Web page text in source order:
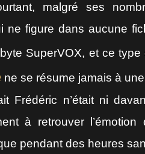
malgré ses
ne figure dans aucune
SuperVOX, et ce
ne se résume jamais à
Frédéric n’était ni
à retrouver
pendant des heures